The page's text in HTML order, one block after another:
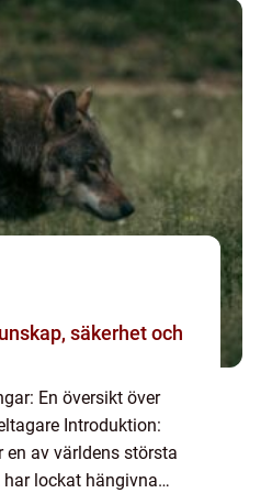
säkerhet och
En översikt över
Introduktion:
en av världens största
har lockat hängivna